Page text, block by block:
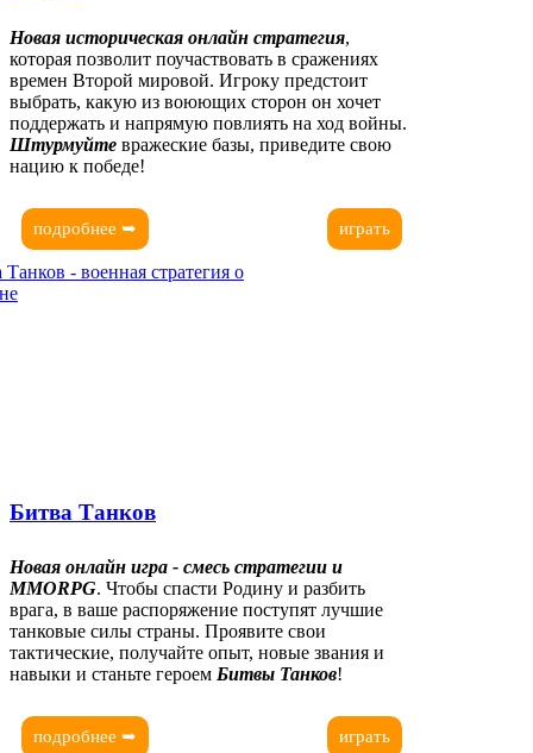
Новая историческая онлайн стратегия,
которая позволит поучаствовать в сражениях
времен Второй мировой. Игроку предстоит
выбрать, какую из воюющих сторон он хочет
поддержать и напрямую повлиять на ход войны.
Штурмуйте вражеские базы, приведите свою
нацию к победе!
играть
подробнее ➥
Битва Танков
Новая онлайн игра - смесь стратегии и
MMORPG. Чтобы спасти Родину и разбить
врага, в ваше распоряжение поступят лучшие
танковые силы страны. Проявите свои
тактические, получайте опыт, новые звания и
навыки и станьте героем Битвы Танков!
играть
подробнее ➥